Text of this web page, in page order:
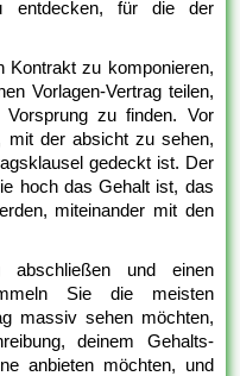
entdecken, für die der
Kontrakt zu komponieren,
Vorlagen-Vertrag teilen,
zu finden. Vor
mit der absicht zu sehen,
gedeckt ist. Der
hoch das Gehalt ist, das
miteinander mit den
abschließen und einen
Sie die meisten
massiv sehen möchten,
deinem Gehalts-
anbieten möchten, und